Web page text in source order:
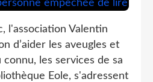
l'association Valentin
d’aider les aveugles et
connu, les services de sa
Eole, s'adressent